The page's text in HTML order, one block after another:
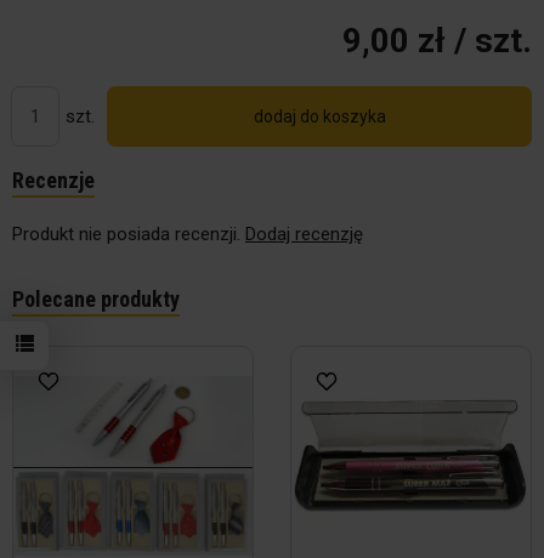
9,00 zł / szt.
szt. dodaj do koszyka
Recenzje
Produkt nie posiada recenzji. Dodaj recenzję
Polecane produkty